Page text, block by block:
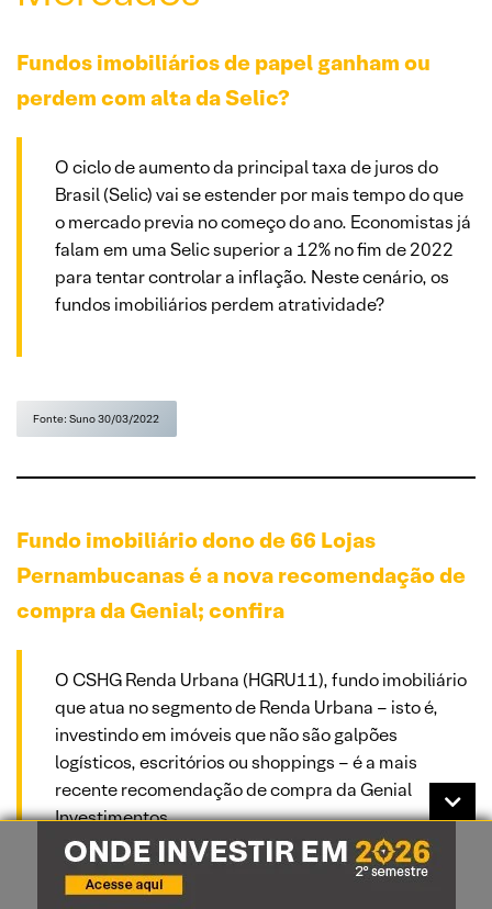
Fundos imobiliários de papel ganham ou
perdem com alta da Selic?
O ciclo de aumento da principal taxa de juros do
Brasil (Selic) vai se estender por mais tempo do que
o mercado previa no começo do ano. Economistas já
falam em uma Selic superior a 12% no fim de 2022
para tentar controlar a inflação. Neste cenário, os
fundos imobiliários perdem atratividade?
Fonte: Suno 30/03/2022
Fundo imobiliário dono de 66 Lojas
Pernambucanas é a nova recomendação de
compra da Genial; confira
O CSHG Renda Urbana (HGRU11), fundo imobiliário
que atua no segmento de Renda Urbana – isto é,
investindo em imóveis que não são galpões
logísticos, escritórios ou shoppings – é a mais
recente recomendação de compra da Genial
Investimentos.